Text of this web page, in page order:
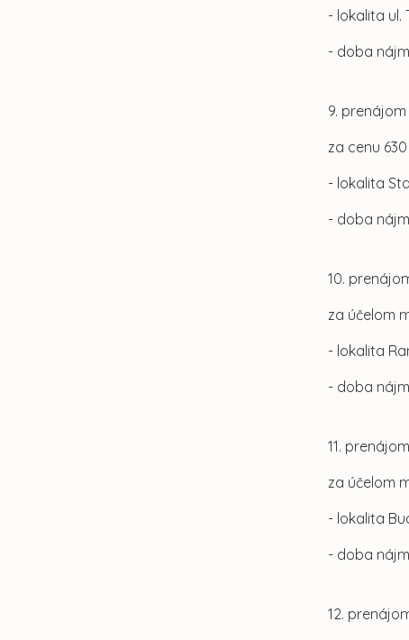
- lokalita ul.
- doba
9. prenájom
za cenu
- lokalita
- doba
10.
za účelom
- lokalita
- doba
11.
za účelom
- lokalita
- doba
12.